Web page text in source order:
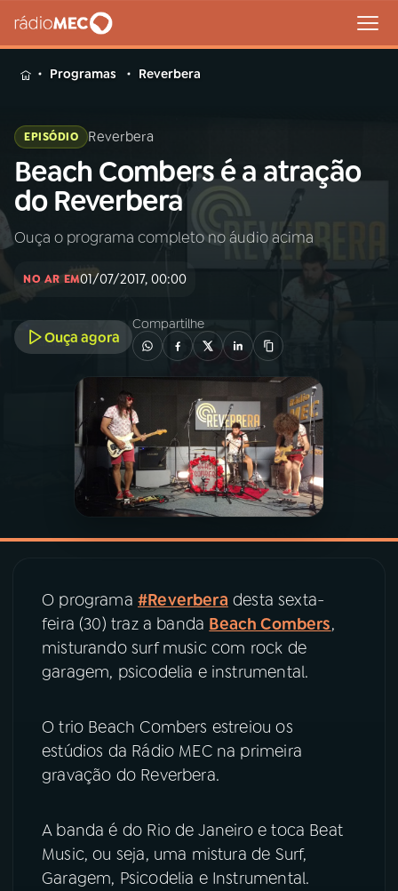
MENU
Buscar
na
Rádio
MEC
Buscar
Início
01INÍCIO
A RÁDIO
PROGRAMAÇÃO
PROGRAMAS
06 VIDEOCASTS
07ÚLTIMAS
08 PRÊMIO RÁDIO MEC
YouTube Facebook
Instagram X
Programas Reverbera
EPISÓDIO Reverbera
Beach Combers é a atração
do Reverbera
Ouça o programa completo no áudio acima
NO AR EM01/07/2017, 00:00
Ouça agora
Compartilhe
O programa #Reverbera desta sexta-
feira (30) traz a banda Beach Combers,
misturando surf music com rock de
garagem, psicodelia e instrumental.
O trio Beach Combers estreiou os
estúdios da Rádio MEC na primeira
gravação do Reverbera.
A banda é do Rio de Janeiro e toca Beat
Music, ou seja, uma mistura de Surf,
Garagem, Psicodelia e Instrumental.